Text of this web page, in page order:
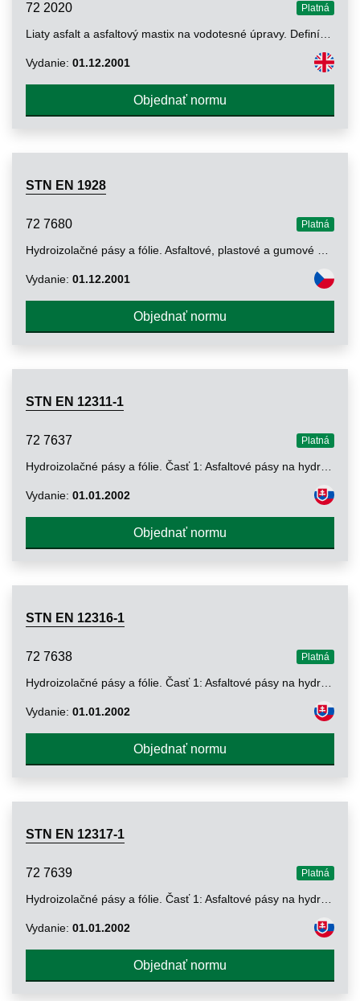
72 2020 Platná
Vydanie: 01.12.2001
Objednať normu
STN EN 1928
72 7680 Platná
Vydanie: 01.12.2001
Objednať normu
STN EN 12311-1
72 7637 Platná
Vydanie: 01.01.2002
Objednať normu
STN EN 12316-1
72 7638 Platná
Vydanie: 01.01.2002
Objednať normu
STN EN 12317-1
72 7639 Platná
Vydanie: 01.01.2002
Objednať normu